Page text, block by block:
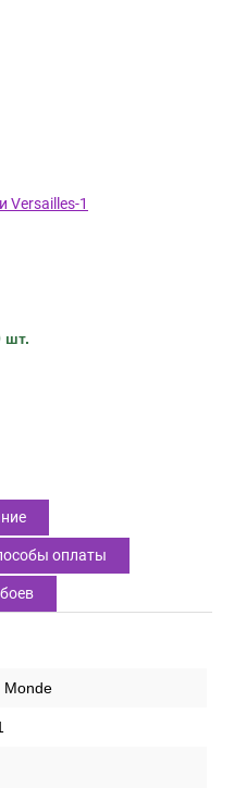
Versailles-1
шт.
оплаты
Monde